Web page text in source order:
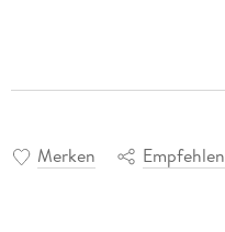
Merken Empfehlen